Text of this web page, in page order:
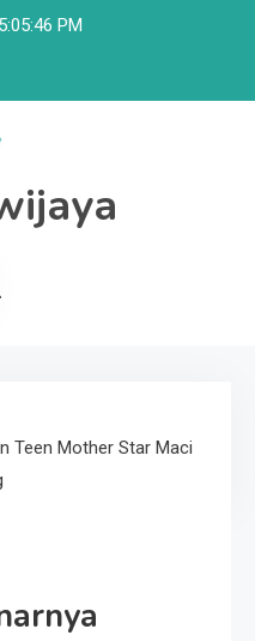
5:05:46 PM
Teen Mother Star Maci